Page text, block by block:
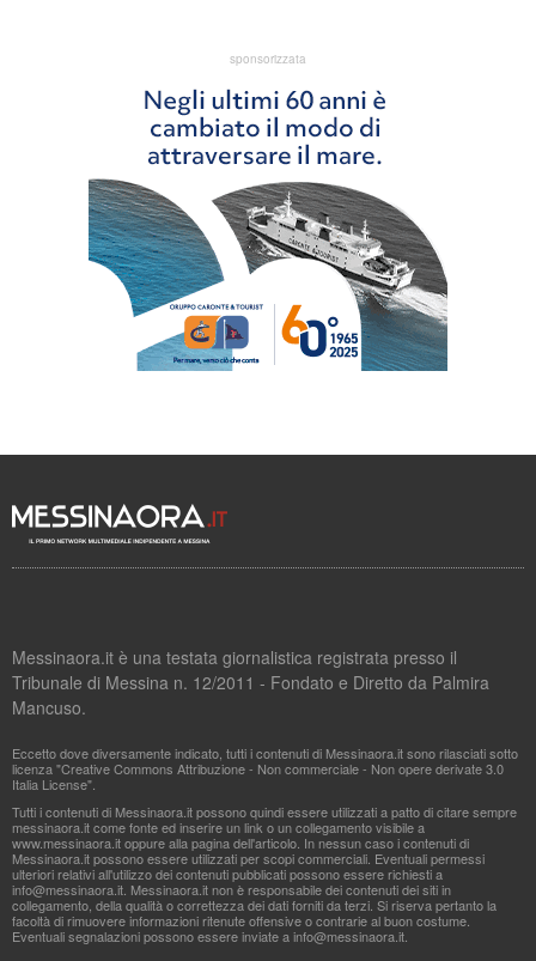
sponsorizzata
Messinaora.it è una testata giornalistica registrata presso il
Tribunale di Messina n. 12/2011 - Fondato e Diretto da Palmira
Mancuso.
Eccetto dove diversamente indicato, tutti i contenuti di Messinaora.it sono rilasciati sotto
licenza "Creative Commons Attribuzione - Non commerciale - Non opere derivate 3.0
Italia License".
Tutti i contenuti di Messinaora.it possono quindi essere utilizzati a patto di citare sempre
messinaora.it come fonte ed inserire un link o un collegamento visibile a
www.messinaora.it oppure alla pagina dell'articolo. In nessun caso i contenuti di
Messinaora.it possono essere utilizzati per scopi commerciali. Eventuali permessi
ulteriori relativi all'utilizzo dei contenuti pubblicati possono essere richiesti a
info@messinaora.it . Messinaora.it non è responsabile dei contenuti dei siti in
collegamento, della qualità o correttezza dei dati forniti da terzi. Si riserva pertanto la
facoltà di rimuovere informazioni ritenute offensive o contrarie al buon costume.
Eventuali segnalazioni possono essere inviate ainfo@messinaora.it